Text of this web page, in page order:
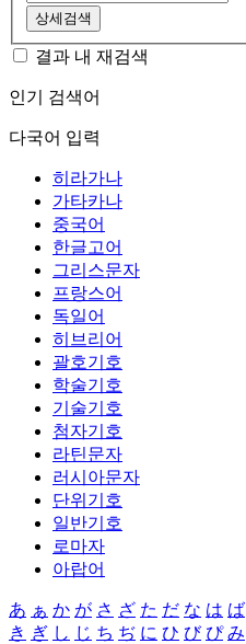
상세검색
결과 내 재검색
인기 검색어
다국어 입력
히라가나
가타카나
중국어
한글고어
그리스문자
프랑스어
독일어
히브리어
괄호기호
학술기호
기술기호
첨자기호
라틴문자
러시아문자
단위기호
일반기호
로마자
아랍어
あ ぁ か が さ ざ た だ な は ば
き ぎ し じ ち ぢ に ひ び ぴ み